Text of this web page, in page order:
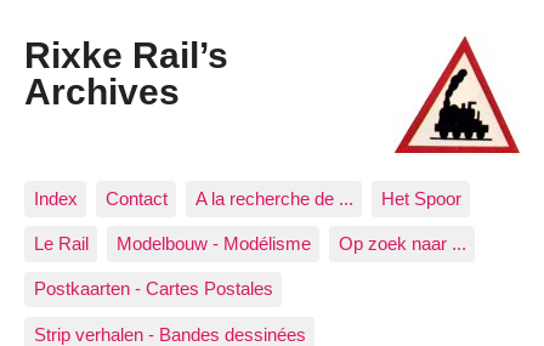
Rixke Rail’s
Archives
Index Contact A la recherche de ... Het Spoor
Le Rail Modelbouw - Modélisme Op zoek naar ...
Postkaarten - Cartes Postales
Strip verhalen - Bandes dessinées